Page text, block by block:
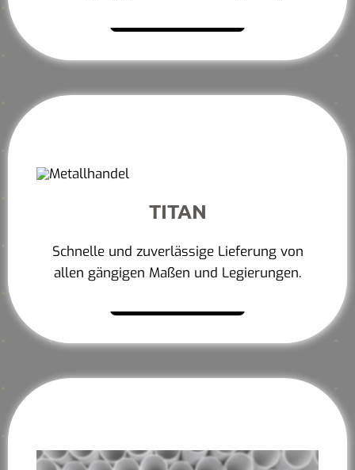
TITAN
Schnelle und zuverlässige Lieferung von
allen gängigen Maßen und Legierungen.